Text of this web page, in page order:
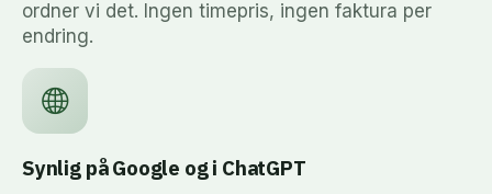
ordner vi det. Ingen timepris, ingen faktura per
endring.
Synlig på Google og i ChatGPT